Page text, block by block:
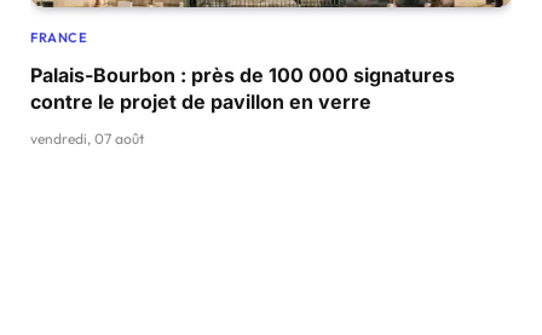
FRANCE
Palais-Bourbon : près de 100 000 signatures
contre le projet de pavillon en verre
vendredi, 07 août